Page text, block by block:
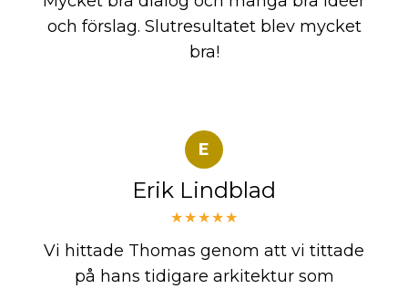
och förslag. Slutresultatet blev mycket
bra!
E
Erik Lindblad
★★★★★
Vi hittade Thomas genom att vi tittade
på hans tidigare arkitektur som